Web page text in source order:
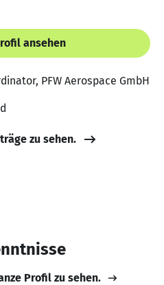
ansehen
PFW Aerospace GmbH
zu sehen.
Profil zu sehen.